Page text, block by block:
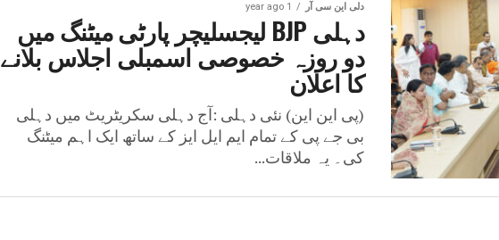
دلی این سی آر 1 year ago
دہلی BJP لیجسلیچر پارٹی میٹنگ میں
دو روزہ خصوصی اسمبلی اجلاس بلانے
کا اعلان
(پی این این) نئی دہلی :آج دہلی سکریٹریٹ میں دہلی
بی جے پی کے تمام ایم ایل ایز کے ساتھ ایک اہم میٹنگ
کی۔ یہ ملاقات...